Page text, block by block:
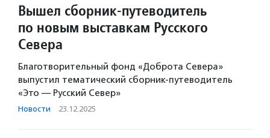
Вышел сборник-путеводитель
по новым выставкам Русского
Севера
Благотворительный фонд «Доброта Севера»
выпустил тематический сборник-путеводитель
«Это — Русский Север»
Новости · 23.12.2025